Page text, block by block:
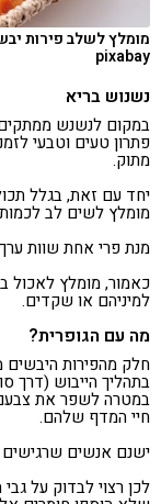
מומלץ לשלב פירות
pixabay
נשנוש בריא
במקום לנשנש
פתרון טעים וטבעי
מתוק.
יחד עם זאת, בגלל
מומלץ לשים לב
מנת פרי אחת שוות ערך ל 2-3 יחידות של
למיניהם או שקדים.
מה עם הגופרית?
חלק מהפירות היבשים
בתהליך הייבוש (דרך
במטרה לשפר את
חיי המדף שלהם.
ישנם אנשים שרגישים
לכן רצוי לבדוק על